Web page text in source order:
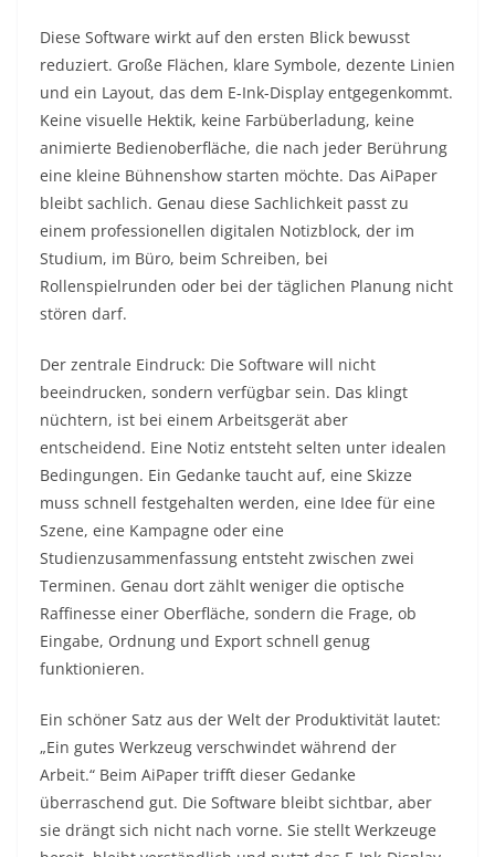
Diese Software wirkt auf den ersten Blick bewusst
reduziert. Große Flächen, klare Symbole, dezente Linien
und ein Layout, das dem E-Ink-Display entgegenkommt.
Keine visuelle Hektik, keine Farbüberladung, keine
animierte Bedienoberfläche, die nach jeder Berührung
eine kleine Bühnenshow starten möchte. Das AiPaper
bleibt sachlich. Genau diese Sachlichkeit passt zu
einem professionellen digitalen Notizblock, der im
Studium, im Büro, beim Schreiben, bei
Rollenspielrunden oder bei der täglichen Planung nicht
stören darf.
Der zentrale Eindruck: Die Software will nicht
beeindrucken, sondern verfügbar sein. Das klingt
nüchtern, ist bei einem Arbeitsgerät aber
entscheidend. Eine Notiz entsteht selten unter idealen
Bedingungen. Ein Gedanke taucht auf, eine Skizze
muss schnell festgehalten werden, eine Idee für eine
Szene, eine Kampagne oder eine
Studienzusammenfassung entsteht zwischen zwei
Terminen. Genau dort zählt weniger die optische
Raffinesse einer Oberfläche, sondern die Frage, ob
Eingabe, Ordnung und Export schnell genug
funktionieren.
Ein schöner Satz aus der Welt der Produktivität lautet:
„Ein gutes Werkzeug verschwindet während der
Arbeit.“ Beim AiPaper trifft dieser Gedanke
überraschend gut. Die Software bleibt sichtbar, aber
sie drängt sich nicht nach vorne. Sie stellt Werkzeuge